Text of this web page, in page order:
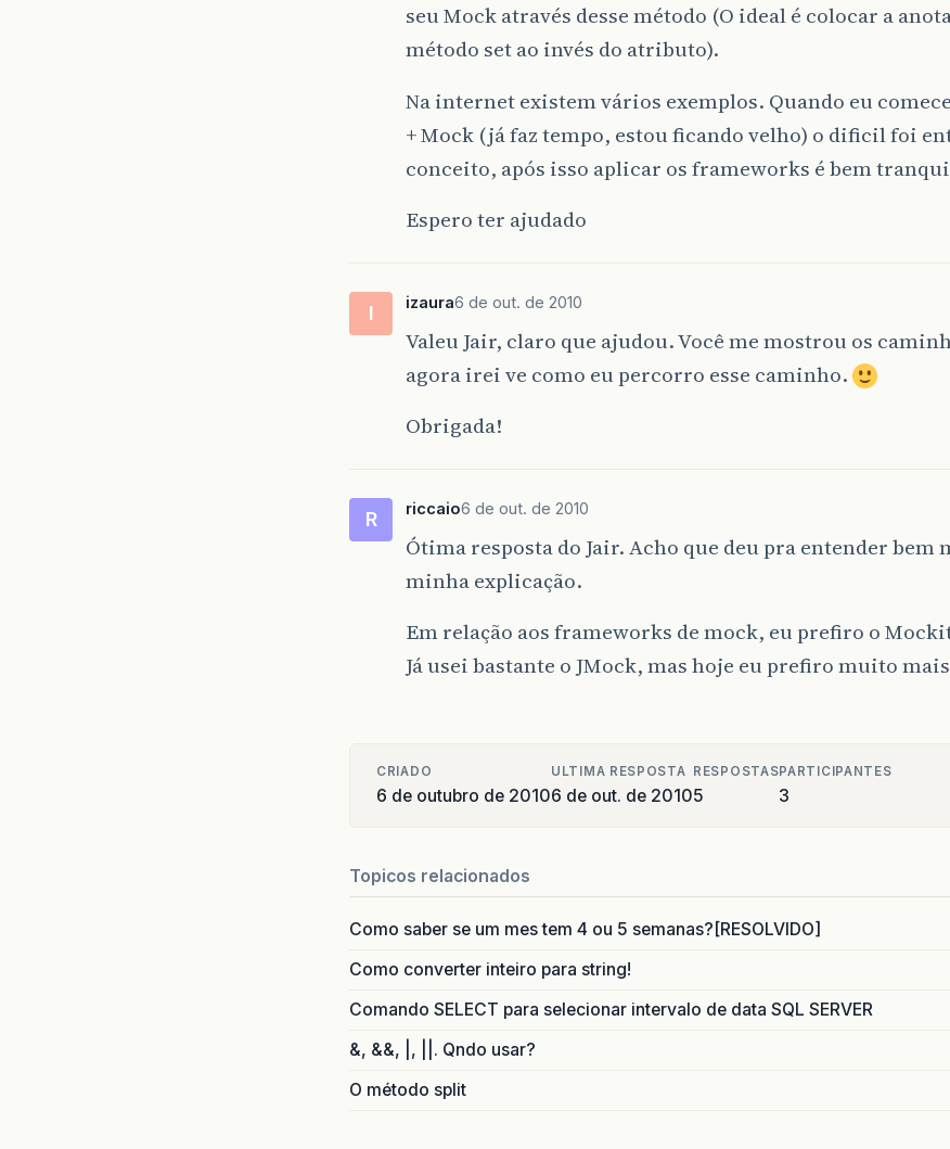
seu Mock através desse método (O ideal é colocar a
método set ao invés do atributo).
Na internet existem vários exemplos. Quando eu
+ Mock (já faz tempo, estou ficando velho) o dificil foi
conceito, após isso aplicar os frameworks é bem
Espero ter ajudado
I izaura6 de out. de 2010
Valeu Jair, claro que ajudou. Você me mostrou os
agora irei ve como eu percorro esse caminho.
Obrigada!
R riccaio6 de out. de 2010
Ótima resposta do Jair. Acho que deu pra entender bem
minha explicação.
Em relação aos frameworks de mock, eu prefiro o
Já usei bastante o JMock, mas hoje eu prefiro muito
CRIADO
6 de outubro de 2010
ULTIMA RESPOSTA
6 de out. de 2010
RESPOSTAS
5
PARTICIPANTES
3
Topicos relacionados
Como saber se um mes tem 4 ou 5 semanas?[RESOLVIDO]
Como converter inteiro para string!
Comando SELECT para selecionar intervalo de data SQL SERVER
&, &&, |, ||. Qndo usar?
O método split